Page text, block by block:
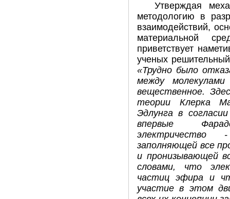
Утверждая
методологию в
взаимодействий,
материальной
приветствует
ученых
«Трудно было
между
вещественное.
теории Клерка
Эдлунга в
впервые
заполняющей все
и пронизывающей
словами, что
частиц эфира и
участие в этом